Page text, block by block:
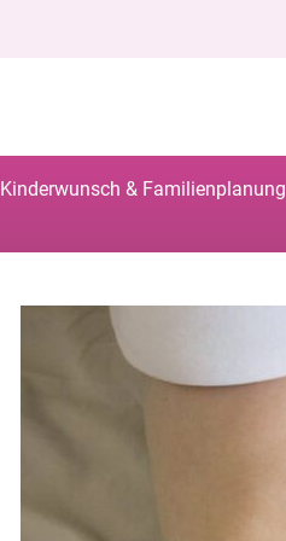
Kinderwunsch & Familienplanung